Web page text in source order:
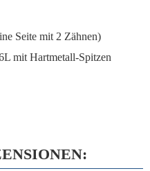
Seite mit 2 Zähnen)
mit Hartmetall-Spitzen